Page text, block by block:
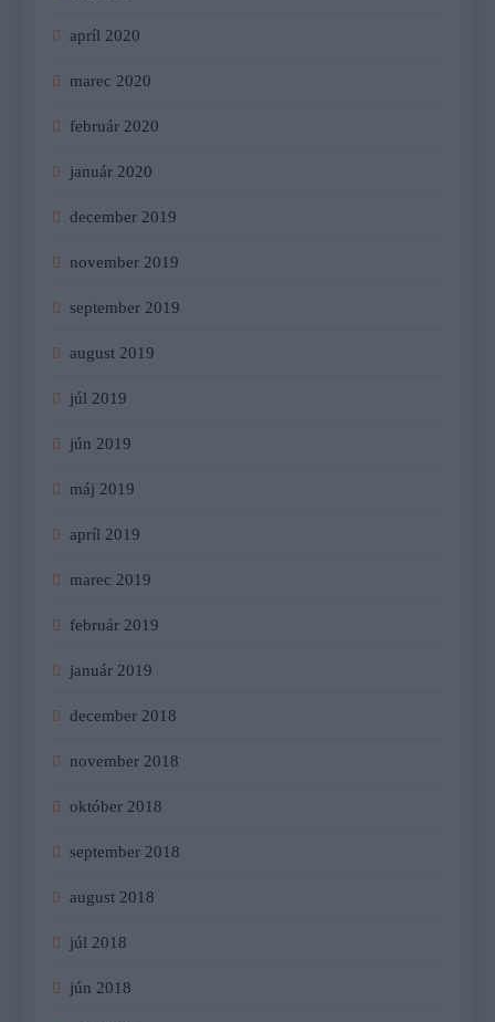
apríl 2020
marec 2020
február 2020
január 2020
december 2019
november 2019
september 2019
august 2019
júl 2019
jún 2019
máj 2019
apríl 2019
marec 2019
február 2019
január 2019
december 2018
november 2018
október 2018
september 2018
august 2018
júl 2018
jún 2018